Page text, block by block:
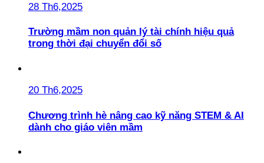
28 Th6,2025
Trường mầm non quản lý tài chính hiệu quả
trong thời đại chuyển đổi số
20 Th6,2025
Chương trình hè nâng cao kỹ năng STEM & AI
dành cho giáo viên mầm